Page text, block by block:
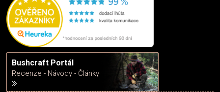
Bushcraft Portál
Recenze - Návody - Články